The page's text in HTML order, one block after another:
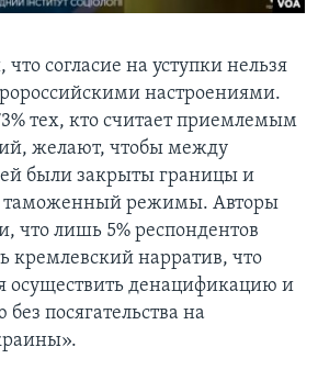
согласие на уступки нельзя
настроениями.
тех, кто считает приемлемым
желают, чтобы между
были закрыты границы и
таможенный режимы. Авторы
что лишь 5% респондентов
кремлевский нарратив, что
осуществить денацификацию и
посягательства на